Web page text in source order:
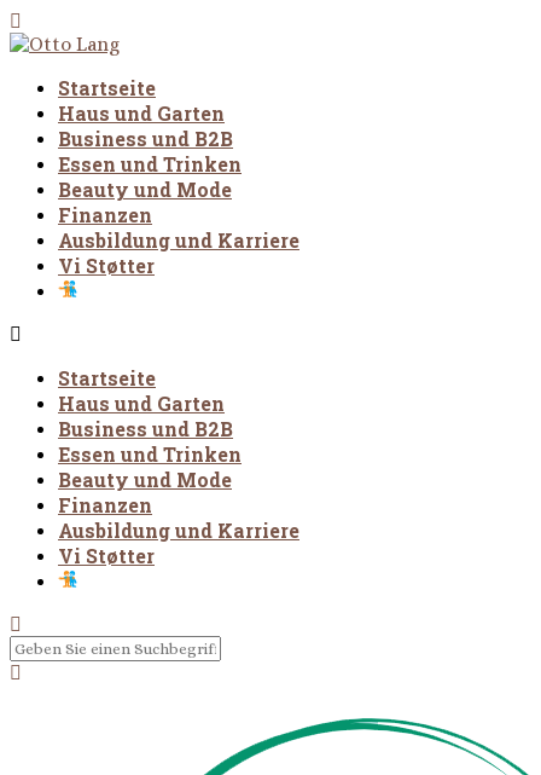
Startseite
Haus und Garten
Business und B2B
Essen und Trinken
Beauty und Mode
Finanzen
Ausbildung und Karriere
Vi Støtter
Startseite
Haus und Garten
Business und B2B
Essen und Trinken
Beauty und Mode
Finanzen
Ausbildung und Karriere
Vi Støtter